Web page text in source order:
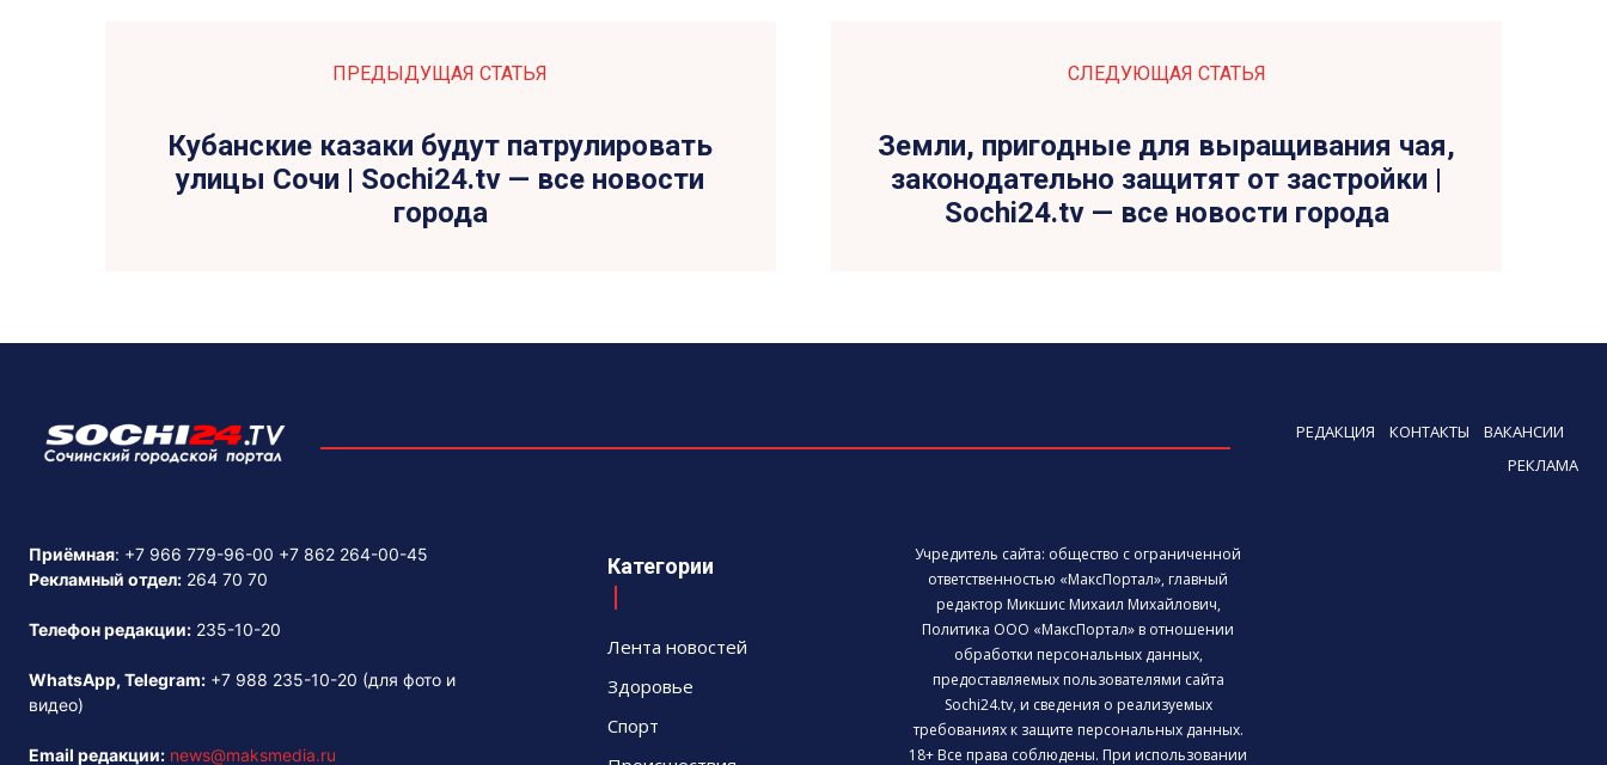
ПРЕДЫДУЩАЯ СТАТЬЯ
Кубанские казаки будут патрулировать
улицы Сочи | Sochi24.tv — все новости
города
СЛЕДУЮЩАЯ СТАТЬЯ
Земли, пригодные для выращивания чая,
законодательно защитят от застройки |
Sochi24.tv — все новости города
РЕДАКЦИЯ КОНТАКТЫ
ВАКАНСИИ
РЕКЛАМА
Приёмная: +7 966 779-96-00 +7 862 264-00-45
Рекламный отдел: 264 70 70
Телефон редакции: 235-10-20
WhatsApp, Telegram: +7 988 235-10-20 (для фото и
видео)
Email редакции: news@maksmedia.ru
Категории
Лента новостей
Здоровье
Спорт
Учредитель сайта: общество с ограниченной
ответственностью «МаксПортал», главный
редактор Микшис Михаил Михайлович,
Политика ООО «МаксПортал» в отношении
обработки персональных данных,
предоставляемых пользователями сайта
Sochi24.tv, и сведения о реализуемых
требованиях к защите персональных данных.
18+ Все права соблюдены. При использовании